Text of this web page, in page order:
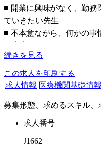
■ 開業に興味がなく、勤務
ていきたい先生
■ 不本意ながら、何かの事
た先生
■ 開業後、保険診療はもち
の勉強をしたい先生
先端の歯科医療によって、
します。
続きを見る
この求人を印刷する
求人情報 医療機関基礎情報
募集形態、求めるスキル、
求人番号
J1662